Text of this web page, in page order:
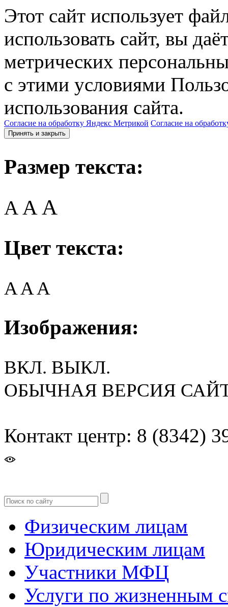
Этот сайт использует
использовать сайт, вы
метрических
с этими условиями
использования сайта.
Согласие на обработку Яндекс Метрикой Согласие на
Принять и закрыть
Размер текста:
A AA
Цвет текста:
AAA
Изображения:
ВКЛ. ВЫКЛ.
ОБЫЧНАЯ ВЕРСИЯ
Контакт центр: 8 (8342)
Физическим лицам
Юридическим лицам
Участники МФЦ
Услуги по жизненным